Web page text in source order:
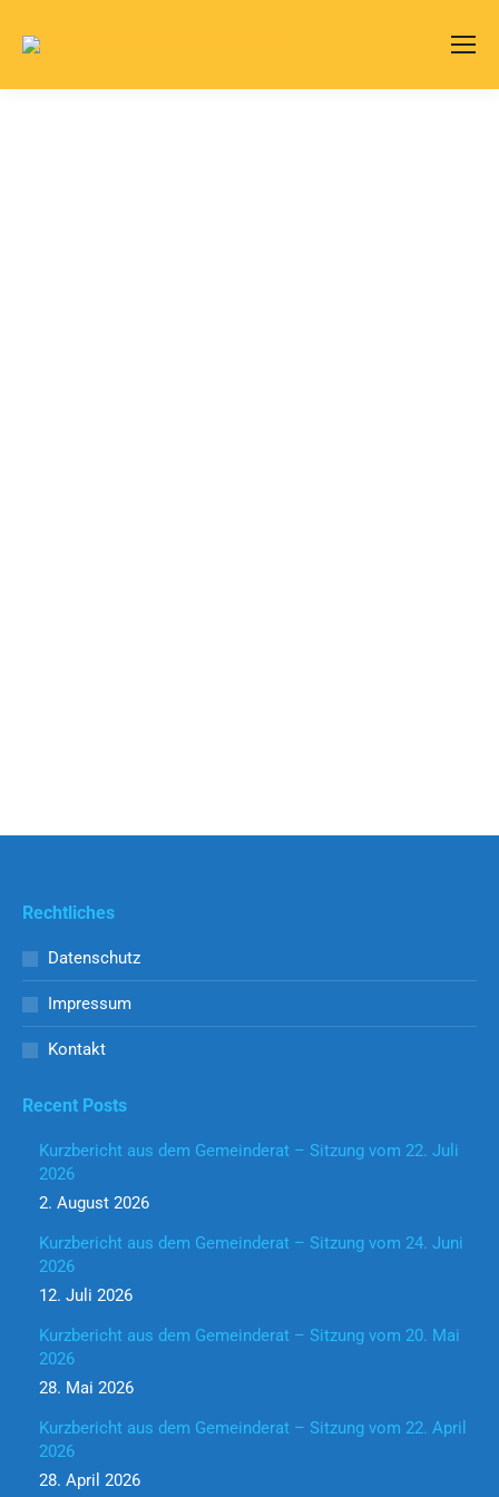
Rechtliches
Datenschutz
Impressum
Kontakt
Recent Posts
Kurzbericht aus dem Gemeinderat – Sitzung vom 22. Juli
2026
2. August 2026
Kurzbericht aus dem Gemeinderat – Sitzung vom 24. Juni
2026
12. Juli 2026
Kurzbericht aus dem Gemeinderat – Sitzung vom 20. Mai
2026
28. Mai 2026
Kurzbericht aus dem Gemeinderat – Sitzung vom 22. April
2026
28. April 2026